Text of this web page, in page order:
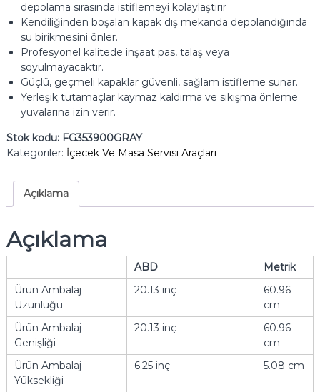
depolama sırasında istiflemeyi kolaylaştırır
Kendiliğinden boşalan kapak dış mekanda depolandığında
su birikmesini önler.
Profesyonel kalitede inşaat pas, talaş veya
soyulmayacaktır.
Güçlü, geçmeli kapaklar güvenli, sağlam istifleme sunar.
Yerleşik tutamaçlar kaymaz kaldırma ve sıkışma önleme
yuvalarına izin verir.
Stok kodu: FG353900GRAY
Kategoriler: İçecek Ve Masa Servisi Araçları
Açıklama
Açıklama
ABD
Metrik
Ürün Ambalaj
Uzunluğu
20.13 inç
60.96
cm
Ürün Ambalaj
Genişliği
20.13 inç
60.96
cm
Ürün Ambalaj
Yüksekliği
6.25 inç 5.08 cm